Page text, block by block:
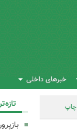
خبرهای داخلی
چاپ